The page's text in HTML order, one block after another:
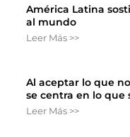
América Latina
al mundo
Leer Más >>
Al aceptar lo que
se centra en lo que
Leer Más >>